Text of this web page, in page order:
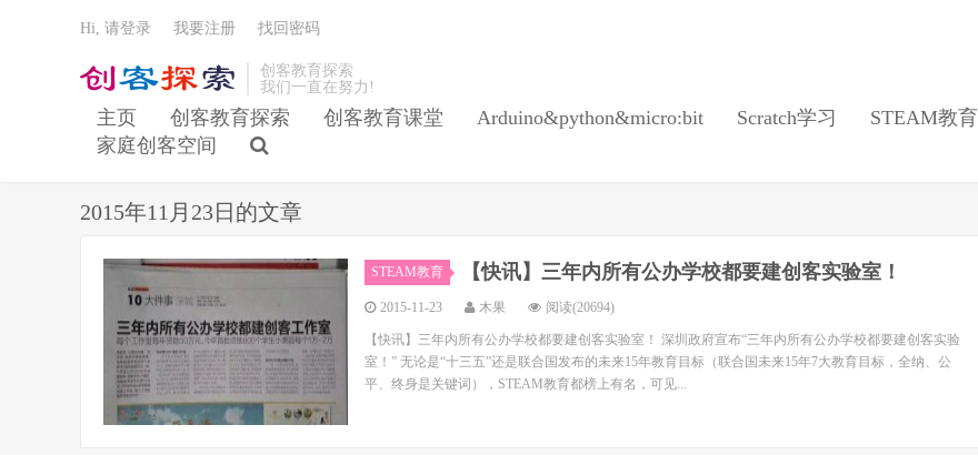
创客教育探索
我们一直在努力!
主页 创客教育探索 创客教育课堂 Arduino&python&micro:bit Scratch学习 STEAM教育
家庭创客空间
Hi, 请登录 我要注册 找回密码
2015年11月23日的文章
STEAM教育 【快讯】三年内所有公办学校都要建创客实验室！
2015-11-23 木果 阅读(20694)
【快讯】三年内所有公办学校都要建创客实验室！ 深圳政府宣布“三年内所有公办学校都要建创客实验
室！” 无论是“十三五”还是联合国发布的未来15年教育目标（联合国未来15年7大教育目标，全纳、公
平、终身是关键词），STEAM教育都榜上有名，可见...